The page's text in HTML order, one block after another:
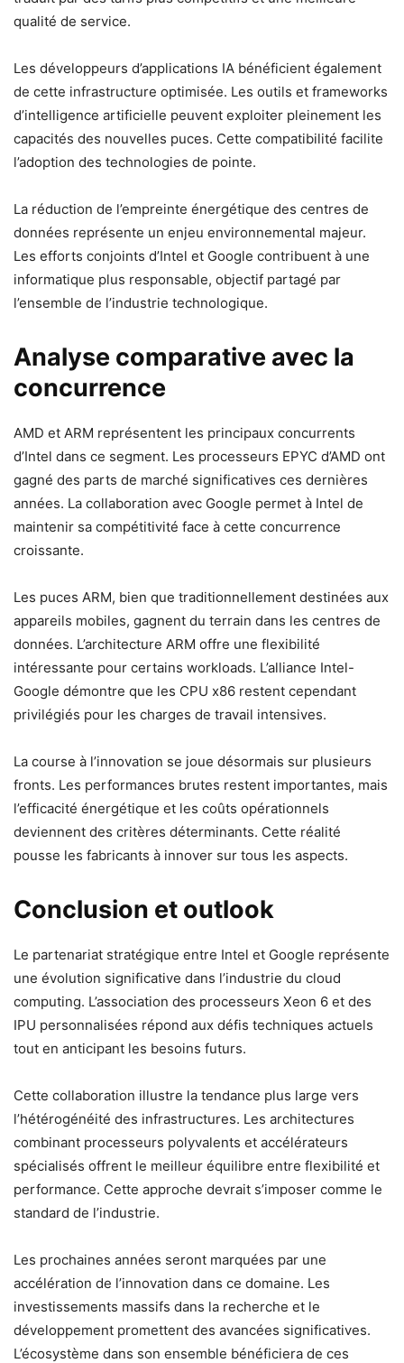
qualité de service.
Les développeurs d’applications IA bénéficient également
de cette infrastructure optimisée. Les outils et frameworks
d’intelligence artificielle peuvent exploiter pleinement les
capacités des nouvelles puces. Cette compatibilité facilite
l’adoption des technologies de pointe.
La réduction de l’empreinte énergétique des centres de
données représente un enjeu environnemental majeur.
Les efforts conjoints d’Intel et Google contribuent à une
informatique plus responsable, objectif partagé par
l’ensemble de l’industrie technologique.
Analyse comparative avec la
concurrence
AMD et ARM représentent les principaux concurrents
d’Intel dans ce segment. Les processeurs EPYC d’AMD ont
gagné des parts de marché significatives ces dernières
années. La collaboration avec Google permet à Intel de
maintenir sa compétitivité face à cette concurrence
croissante.
Les puces ARM, bien que traditionnellement destinées aux
appareils mobiles, gagnent du terrain dans les centres de
données. L’architecture ARM offre une flexibilité
intéressante pour certains workloads. L’alliance Intel-
Google démontre que les CPU x86 restent cependant
privilégiés pour les charges de travail intensives.
La course à l’innovation se joue désormais sur plusieurs
fronts. Les performances brutes restent importantes, mais
l’efficacité énergétique et les coûts opérationnels
deviennent des critères déterminants. Cette réalité
pousse les fabricants à innover sur tous les aspects.
Conclusion et outlook
Le partenariat stratégique entre Intel et Google représente
une évolution significative dans l’industrie du cloud
computing. L’association des processeurs Xeon 6 et des
IPU personnalisées répond aux défis techniques actuels
tout en anticipant les besoins futurs.
Cette collaboration illustre la tendance plus large vers
l’hétérogénéité des infrastructures. Les architectures
combinant processeurs polyvalents et accélérateurs
spécialisés offrent le meilleur équilibre entre flexibilité et
performance. Cette approche devrait s’imposer comme le
standard de l’industrie.
Les prochaines années seront marquées par une
accélération de l’innovation dans ce domaine. Les
investissements massifs dans la recherche et le
développement promettent des avancées significatives.
L’écosystème dans son ensemble bénéficiera de ces